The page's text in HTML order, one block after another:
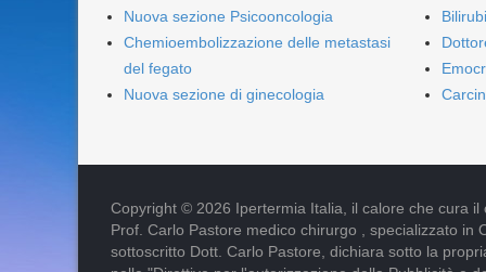
Nuova sezione Psicooncologia
Chemioembolizzazione delle metastasi
del fegato
Nuova sezione di ginecologia
Copyright © 2026 Ipertermia Italia, il calore che cura il
Prof. Carlo Pastore medico chirurgo , specializzato
sottoscritto Dott. Carlo Pastore, dichiara sotto la